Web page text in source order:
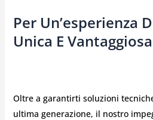
Per Un’esperienza
Unica E Vantaggiosa
Oltre a garantirti soluzioni
ultima generazione, il nostro